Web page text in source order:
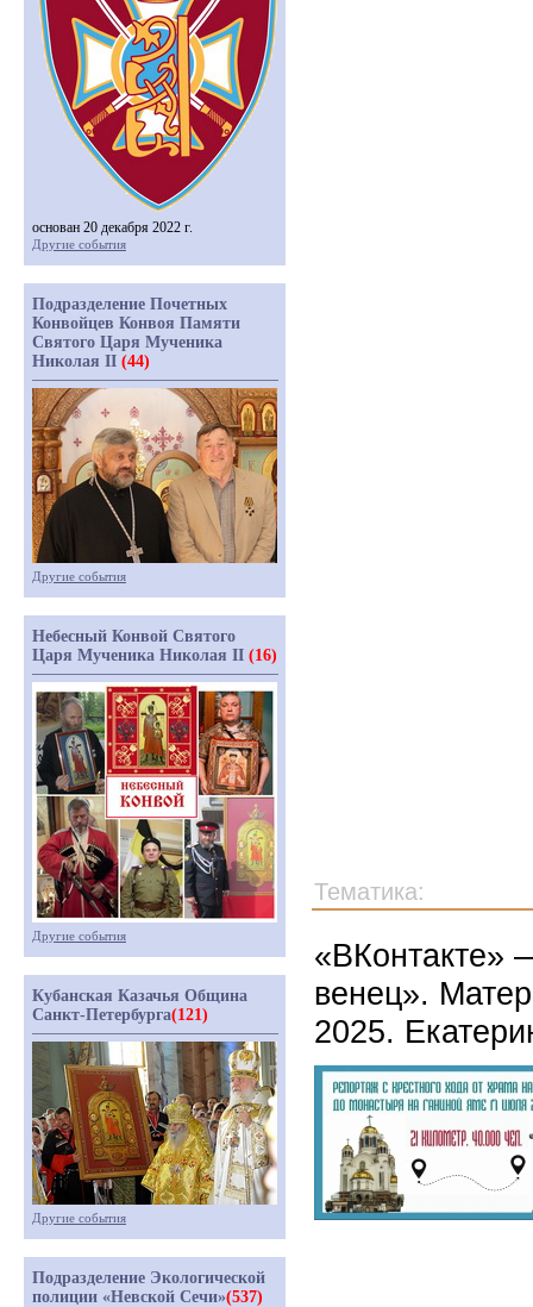
Тематика:
«ВКонтакте»
венец».
2025.
основан 20 декабря 2022 г.
Другие события
Подразделение Почетных
Конвойцев Конвоя Памяти
Святого Царя Мученика
Николая II (44)
Другие события
Небесный Конвой Святого
Царя Мученика Николая II (16)
Другие события
Кубанская Казачья Община
Санкт-Петербурга(121)
Другие события
Подразделение Экологической
полиции «Невской Сечи»(537)